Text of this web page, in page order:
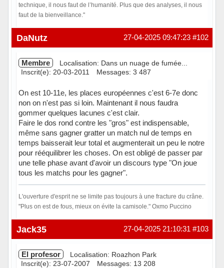
technique, il nous faut de l’humanité. Plus que des analyses, il nous
faut de la bienveillance."
Hors ligne #102
27-04-2025 09:47:23
DaNutz
Membre
Localisation: Dans un nuage de fumée...
Inscrit(e): 20-03-2011
Messages: 3 487
On est 10-11e, les places européennes c'est 6-7e donc
non on n'est pas si loin. Maintenant il nous faudra
gommer quelques lacunes c'est clair.
Faire le dos rond contre les "gros" est indispensable,
même sans gagner gratter un match nul de temps en
temps baisserait leur total et augmenterait un peu le notre
pour rééquilibrer les choses. On est obligé de passer par
une telle phase avant d'avoir un discours type "On joue
tous les matchs pour les gagner".
L'ouverture d'esprit ne se limite pas toujours à une fracture du crâne.
"Plus on est de fous, mieux on évite la camisole." Oxmo Puccino
Hors ligne #103
27-04-2025 21:10:31
Jack35
El profesor
Localisation: Roazhon Park
Inscrit(e): 23-07-2007
Messages: 13 208